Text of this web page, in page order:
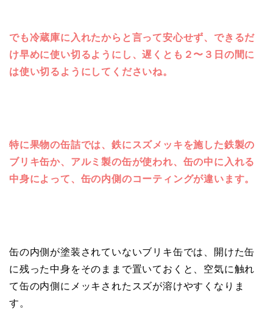
でも冷蔵庫に入れたからと言って安心せず、できるだ
け早めに使い切るようにし、遅くとも２〜３日の間に
は使い切るようにしてくださいね。
特に果物の缶詰では、鉄にスズメッキを施した鉄製の
ブリキ缶か、アルミ製の缶が使われ、缶の中に入れる
中身によって、缶の内側のコーティングが違います。
缶の内側が塗装されていないブリキ缶では、開けた缶
に残った中身をそのままで置いておくと、空気に触れ
て缶の内側にメッキされたスズが溶けやすくなりま
す。